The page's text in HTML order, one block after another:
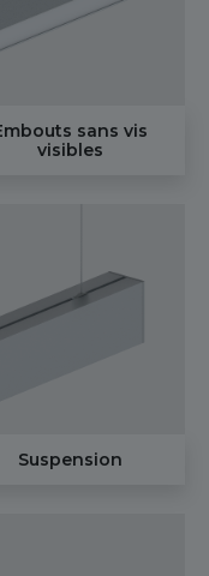
sans vis
visibles
Suspension